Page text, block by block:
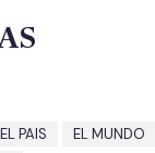
EL PAIS EL MUNDO